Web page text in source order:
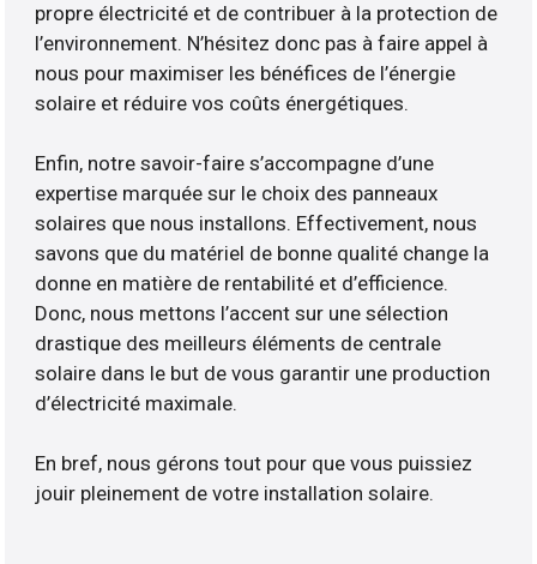
propre électricité et de contribuer à la protection de
l’environnement. N’hésitez donc pas à faire appel à
nous pour maximiser les bénéfices de l’énergie
solaire et réduire vos coûts énergétiques.
Enfin, notre savoir-faire s’accompagne d’une
expertise marquée sur le choix des panneaux
solaires que nous installons. Effectivement, nous
savons que du matériel de bonne qualité change la
donne en matière de rentabilité et d’efficience.
Donc, nous mettons l’accent sur une sélection
drastique des meilleurs éléments de centrale
solaire dans le but de vous garantir une production
d’électricité maximale.
En bref, nous gérons tout pour que vous puissiez
jouir pleinement de votre installation solaire.